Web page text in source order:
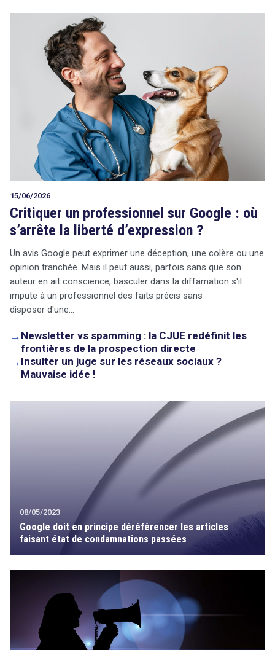
15/06/2026
Critiquer un professionnel sur Google : où
s’arrête la liberté d’expression ?
Un avis Google peut exprimer une déception, une colère ou une
opinion tranchée. Mais il peut aussi, parfois sans que son
auteur en ait conscience, basculer dans la diffamation s'il
impute à un professionnel des faits précis sans
disposer d'une…
→ Newsletter vs spamming : la CJUE redéfinit les
frontières de la prospection directe
→ Insulter un juge sur les réseaux sociaux ?
Mauvaise idée !
08/05/2023
Google doit en principe déréférencer les articles
faisant état de condamnations passées